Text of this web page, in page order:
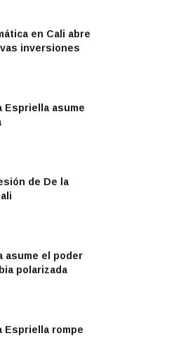
en Cali abre
inversiones
Espriella asume
de De la
asume el poder
polarizada
Espriella rompe